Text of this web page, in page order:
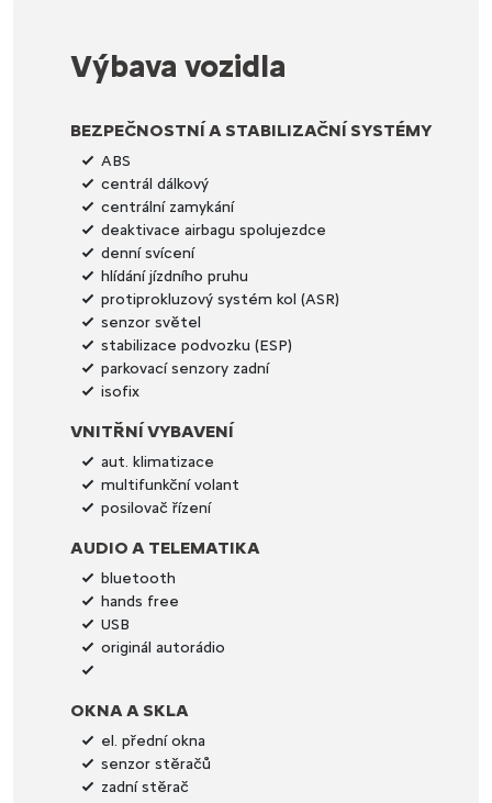
Výbava vozidla
BEZPEČNOSTNÍ A STABILIZAČNÍ SYSTÉMY
ABS
centrál dálkový
centrální zamykání
deaktivace airbagu spolujezdce
denní svícení
hlídání jízdního pruhu
protiprokluzový systém kol (ASR)
senzor světel
stabilizace podvozku (ESP)
parkovací senzory zadní
isofix
VNITŘNÍ VYBAVENÍ
aut. klimatizace
multifunkční volant
posilovač řízení
AUDIO A TELEMATIKA
bluetooth
hands free
USB
originál autorádio
OKNA A SKLA
el. přední okna
senzor stěračů
zadní stěrač